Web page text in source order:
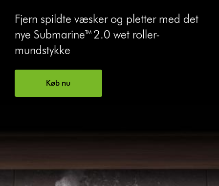
Fjern spildte væsker og pletter med det
nye Submarine™ 2.0 wet roller-
mundstykke
Køb nu